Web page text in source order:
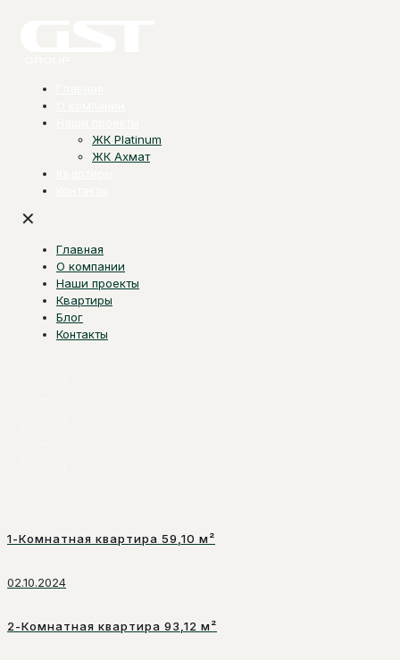
ЖК Platinum
ЖК Ахмат
✕
Главная
О компании
Наши проекты
Квартиры
Блог
Контакты
1-Комнатная квартира 59,10 м²
02.10.2024
2-Комнатная квартира 93,12 м²